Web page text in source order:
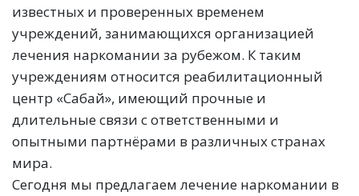
известных и проверенных временем
учреждений, занимающихся организацией
лечения наркомании за рубежом. К таким
учреждениям относится реабилитационный
центр «Сабай», имеющий прочные и
длительные связи с ответственными и
опытными партнёрами в различных странах
мира.
Сегодня мы предлагаем лечение наркомании в